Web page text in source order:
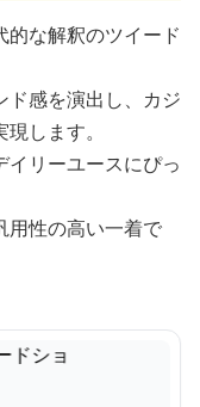
的な解釈のツイード
ド感を演出し、カジ
します。
リーユースにぴっ
用性の高い一着で